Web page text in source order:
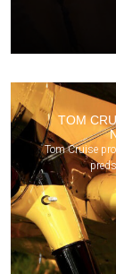
TOM
Tom Cruise